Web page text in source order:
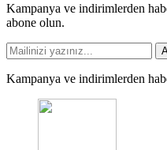
Kampanya ve indirimlerden
abone olun.
Kampanya ve indirimlerden